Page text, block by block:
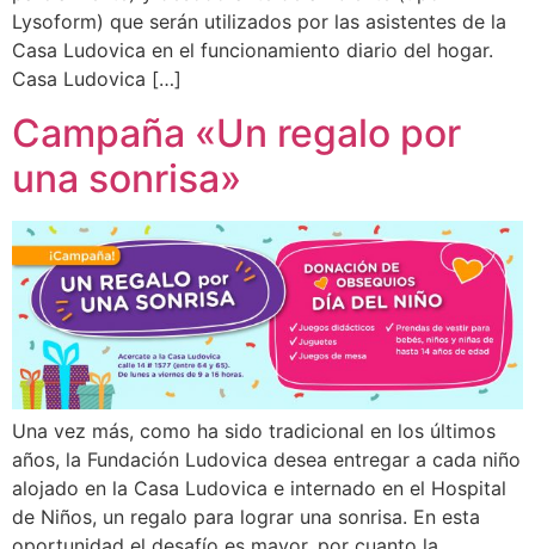
Lysoform) que serán utilizados por las asistentes de la
Casa Ludovica en el funcionamiento diario del hogar.
Casa Ludovica […]
Campaña «Un regalo por
una sonrisa»
Una vez más, como ha sido tradicional en los últimos
años, la Fundación Ludovica desea entregar a cada niño
alojado en la Casa Ludovica e internado en el Hospital
de Niños, un regalo para lograr una sonrisa. En esta